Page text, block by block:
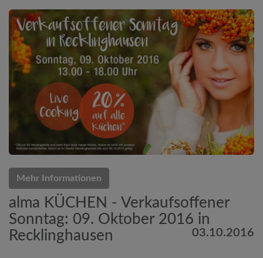
Mehr Informationen
alma KÜCHEN - Verkaufsoffener
Sonntag: 09. Oktober 2016 in
Recklinghausen
03.10.2016